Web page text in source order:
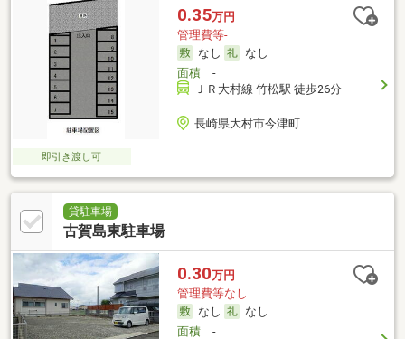
0.35万円
管理費等-
なし
なし
面積-
ＪＲ大村線 竹松駅 徒歩26分
長崎県大村市今津町
即引き渡し可
貸駐車場
古賀島東駐車場
0.30万円
管理費等なし
なし
なし
面積-